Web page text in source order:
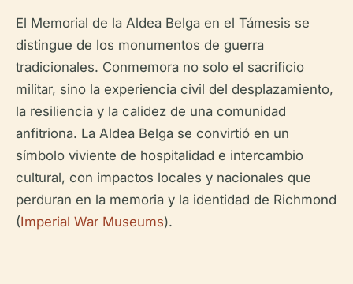
El Memorial de la Aldea Belga en el Támesis se
distingue de los monumentos de guerra
tradicionales. Conmemora no solo el sacrificio
militar, sino la experiencia civil del desplazamiento,
la resiliencia y la calidez de una comunidad
anfitriona. La Aldea Belga se convirtió en un
símbolo viviente de hospitalidad e intercambio
cultural, con impactos locales y nacionales que
perduran en la memoria y la identidad de Richmond
(Imperial War Museums).